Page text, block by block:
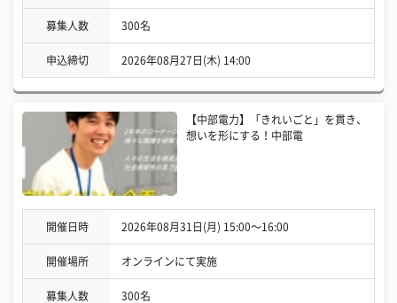
募集人数 300名
申込締切 2026年08月27日(木) 14:00
【中部電力】「きれいごと」を貫き、
想いを形にする！中部電
開催日時 2026年08月31日(月) 15:00〜16:00
開催場所 オンラインにて実施
募集人数 300名